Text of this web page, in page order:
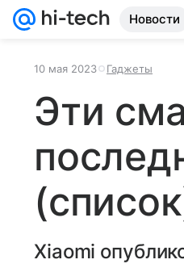
Новости
10 мая 2023 Гаджеты
Эти
Xiaomi